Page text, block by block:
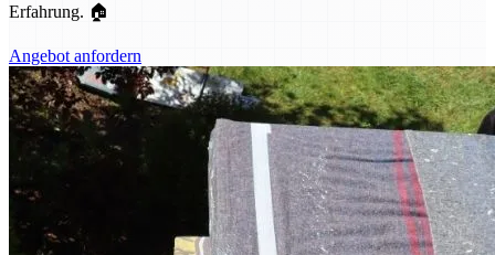
Erfahrung. 🏠
Angebot anfordern